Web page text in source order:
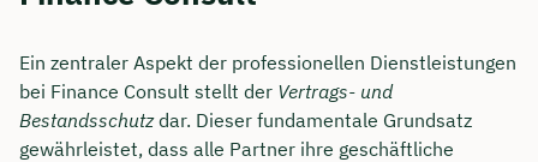
Ein zentraler Aspekt der professionellen Dienstleistungen
bei Finance Consult stellt der Vertrags- und
Bestandsschutzdar. Dieser fundamentale Grundsatz
gewährleistet, dass alle Partner ihre geschäftliche